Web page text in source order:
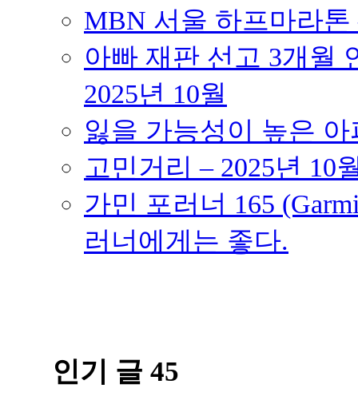
MBN 서울 하프마라톤
아빠 재판 선고 3개월
2025년 10월
잃을 가능성이 높은
고민거리 – 2025년 10
가민 포러너 165
러너에게는 좋다.
인기 글 45